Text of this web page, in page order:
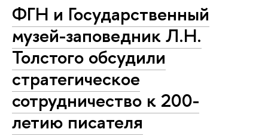
ФГН и Государственный
музей-заповедник Л.Н.
Толстого обсудили
стратегическое
сотрудничество к 200-
летию писателя